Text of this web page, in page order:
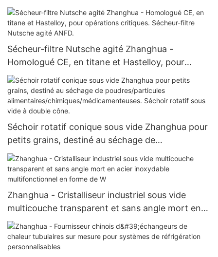
Sécheur-filtre Nutsche agité Zhanghua -
Homologué CE, en titane et Hastelloy, pour
opérations critiques. Sécheur-filtre Nutsche agité
ANFD.
Séchoir rotatif conique sous vide Zhanghua pour
petits grains, destiné au séchage de
poudres/particules
alimentaires/chimiques/médicamenteuses.
Séchoir rotatif sous vide à double cône.
Zhanghua - Cristalliseur industriel sous vide
multicouche transparent et sans angle mort en
acier inoxydable multifonctionnel en forme de W